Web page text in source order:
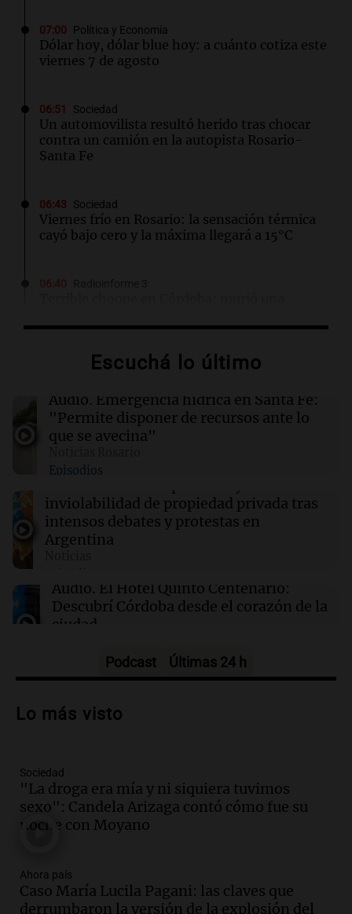
07:00 Política y Economía
Dólar hoy, dólar blue hoy: a cuánto cotiza este
viernes 7 de agosto
06:51 Sociedad
Un automovilista resultó herido tras chocar
contra un camión en la autopista Rosario-
Santa Fe
06:43 Sociedad
Viernes frío en Rosario: la sensación térmica
cayó bajo cero y la máxima llegará a 15°C
Mundo
minorista ruso en los Urales tras reciente
ataque
Senado: el Gobierno aprobó la ley de
propiedad privada, pero tuvo que quitar otro
capítulo
Hadrian, la startup de defensa, recauda $1.37
mil millones y alcanza una valoración de $8
mil millones
Escuchá lo último
Audio. Emergencia hídrica en Santa Fe:
"Permite disponer de recursos ante lo
que se avecina"
Episodios
inviolabilidad de propiedad privada tras
intensos debates y protestas en
Argentina
Audio. El Hotel Quinto Centenario:
Descubrí Córdoba desde el corazón de la
ciudad
celebración de San Cayetano en Rosario
Audio.
nueva tarifa del 2,3% activa desde el 9
de julio de 2026
Panorama Federal
Audio.
casi 1.500 llamados por fuertes vientos
de hasta 90 km/h
Podcast Últimas 24 h
Lo más visto
Sociedad
"La droga era mía y ni siquiera tuvimos
sexo": Candela Arizaga contó cómo fue su
noche con Moyano
Ahora país
Caso María Lucila Pagani: las claves que
derrumbaron la versión de la explosión del